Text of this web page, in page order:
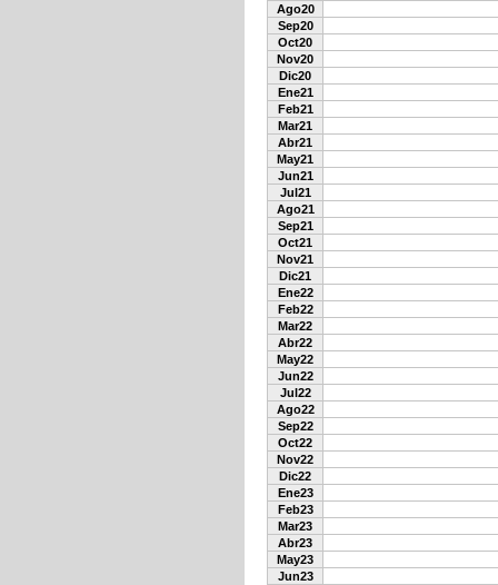
Ago20
Sep20
Oct20
Nov20
Dic20
Ene21
Feb21
Mar21
Abr21
May21
Jun21
Jul21
Ago21
Sep21
Oct21
Nov21
Dic21
Ene22
Feb22
Mar22
Abr22
May22
Jun22
Jul22
Ago22
Sep22
Oct22
Nov22
Dic22
Ene23
Feb23
Mar23
Abr23
May23
Jun23